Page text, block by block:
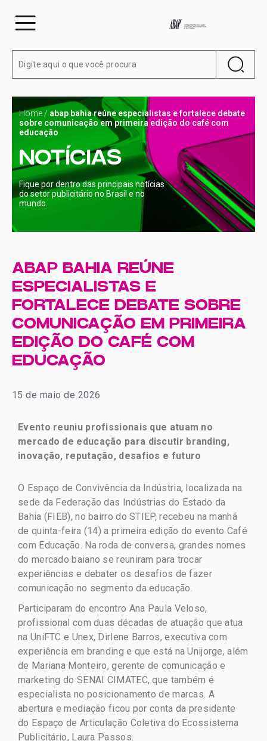
Home / abap bahia reúne especialistas e fortalece debate
sobre comunicação em primeira edição do café com
educação
NOTÍCIAS
Fique por dentro das principais notícias
do setor publicitário no Brasil e no
mundo.
ABAP BAHIA REÚNE
ESPECIALISTAS E
FORTALECE DEBATE SOBRE
COMUNICAÇÃO EM PRIMEIRA
EDIÇÃO DO CAFÉ COM
EDUCAÇÃO
15 de maio de 2026
Evento reuniu profissionais que atuam no
mercado de educação para discutir branding,
inovação, reputação, desafios e futuro
O Espaço de Convivência da Indústria, localizada na
sede da Federação das Indústrias do Estado da
Bahia (FIEB), no bairro do STIEP, recebeu na manhã
de quinta-feira (14) a primeira edição do evento Café
com Educação. Na roda de conversa, grandes nomes
do mercado baiano se reuniram para trocar
experiências e debater os desafios de fazer
comunicação no segmento da educação.
Participaram do encontro Ana Paula Veloso,
profissional com duas décadas de atuação que atua
na UniFTC e Unex, Dirlene Barros, executiva com
experiência em branding e que está na Unijorge, além
de Mariana Monteiro, gerente de comunicação e
marketing do SENAI CIMATEC, que também é
especialista no posicionamento de marcas. A
abertura e mediação ficou por conta da presidente
do Espaço de Articulação Coletiva do Ecossistema
Publicitário, Laura Passos.